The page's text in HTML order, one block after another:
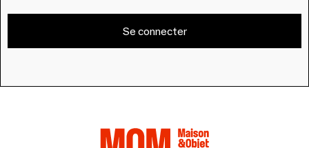
Se connecter